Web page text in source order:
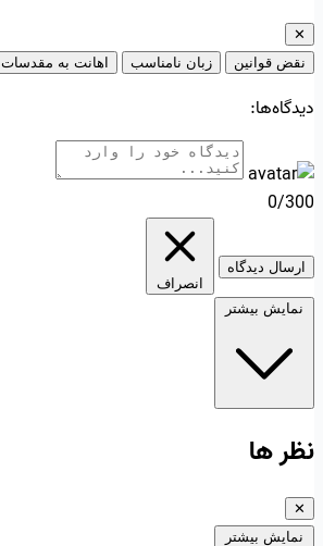
✕
نقض قوانین
زبان نامناسب اهانت به مقدسات
دیدگاه‌ها:
0/300
ارسال دیدگاه
انصراف
نمایش بیشتر
نظر ها
✕
نمایش بیشتر